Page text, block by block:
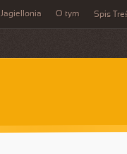
Jagiellonia O tym Spis